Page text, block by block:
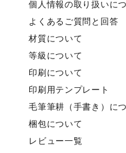
個人情報の取り扱いに
よくあるご質問と回答
材質について
等級について
印刷について
印刷用テンプレート
毛筆筆耕（手書き）に
梱包について
レビュー一覧